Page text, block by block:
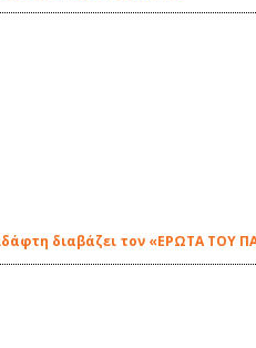
διαβάζει τον «ΕΡΩΤΑ ΤΟΥ